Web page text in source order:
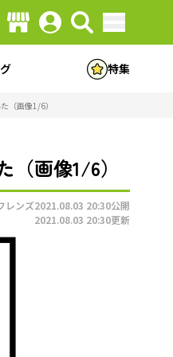
特集
（画像1/6）
画像1/6）
レンズ2021.08.03 20:30公開
2021.08.03 20:30更新